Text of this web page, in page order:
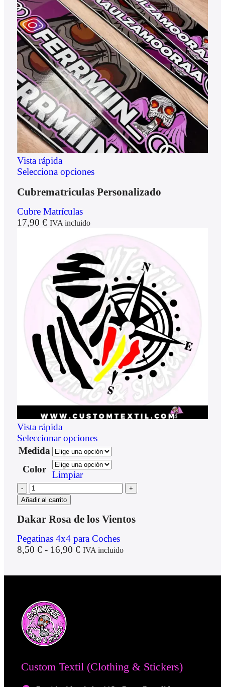
Vista rápida
Selecciona opciones
Cubrematriculas Personalizado
Cubre Matrículas
17,90 € IVA incluido
Vista rápida
Seleccionar opciones
Medida
Color
Limpiar
Añadir al carrito
Dakar Rosa de los Vientos
Pegatinas 4x4 para Coches
8,50 € - 16,90 € IVA incluido
Custom Textil (Clothing & Stickers)